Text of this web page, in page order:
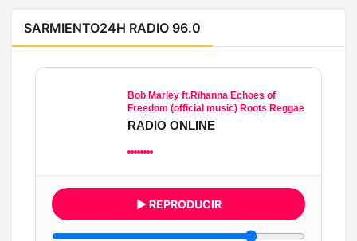
SARMIENTO24H RADIO 96.0
Bob Marley ft.Rihanna Echoes of
Freedom (official music) Roots Reggae
RADIO ONLINE
▶ REPRODUCIR